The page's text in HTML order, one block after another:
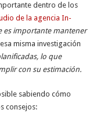
dentro de los
de la agencia In-
es importante mantener
misma investigación
lo que
con su estimación.
sabiendo cómo
consejos: